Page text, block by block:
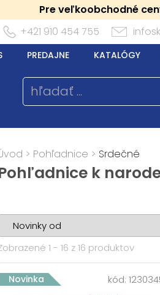
Pre veľkoobchodné
+421 910 454 755
PREDAJNE KATALÓGY
> Pohľadnice > Srdečné
k
1 - 16 z 16 produktov
Novinka kód: